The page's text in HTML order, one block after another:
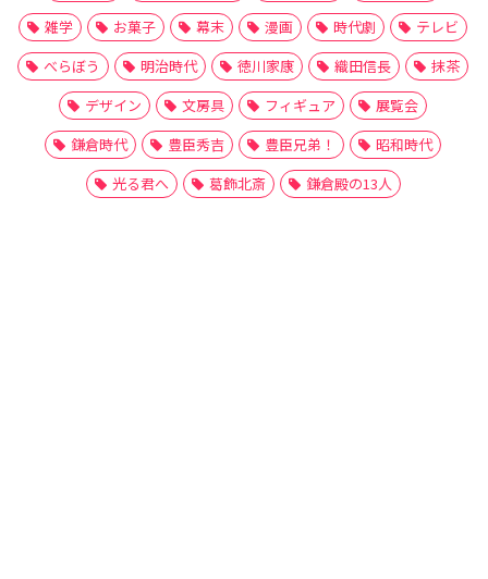
雑学
お菓子 幕末 漫画 時代劇
テレビ
べらぼう
明治時代 徳川家康 織田信長
抹茶
デザイン
文房具 フィギュア
展覧会
鎌倉時代
豊臣秀吉 豊臣兄弟！
昭和時代
光る君へ
葛飾北斎 鎌倉殿の13人